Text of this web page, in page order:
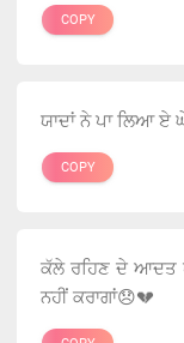
COPY
ਯਾਦਾਂ ਨੇ ਪਾ ਲਿਆ ਏ
COPY
ਕੱਲੇ ਰਹਿਣ ਦੇ ਆਦਤ
ਨਹੀਂ ਕਰਾਗਾਂ😞💔